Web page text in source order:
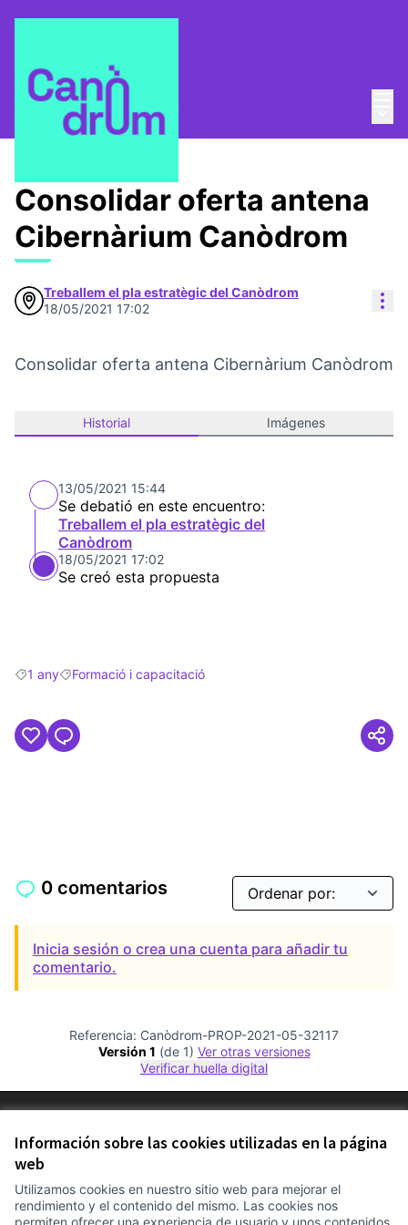
Información sobre las cookies utilizadas en la página
web
Utilizamos cookies en nuestro sitio web para mejorar el
rendimiento y el contenido del mismo. Las cookies nos
permiten ofrecer una experiencia de usuario y unos contenidos
Pla Estratègic Propuestas
Consolidar oferta antena
Cibernàrium Canòdrom
Treballem el pla estratègic del Canòdrom
18/05/2021 17:02
Consolidar oferta antena Cibernàrium Canòdrom
Historial Imágenes
13/05/2021 15:44
Se debatió en este encuentro:
Treballem el pla estratègic del
Canòdrom
18/05/2021 17:02
Se creó esta propuesta
Resultados al filtrar por: 1 any
1 anyResultados al filtrar por: Formació i capacitació
Formació i capacitació
0 comentarios
Inicia sesión o crea una cuenta para añadir tu
comentario.
Referencia: Canòdrom-PROP-2021-05-32117
Versión 1 (de 1)
ver otras versiones
Verificar huella digital
Configuración de cookies
Comunitat Canòdrom en Facebook
(Link extern)
Comunitat Canòdrom en Instagram
(Link extern)
Comunitat Canòdrom en YouTube
(Link extern)
Castellano
Triar la llengua